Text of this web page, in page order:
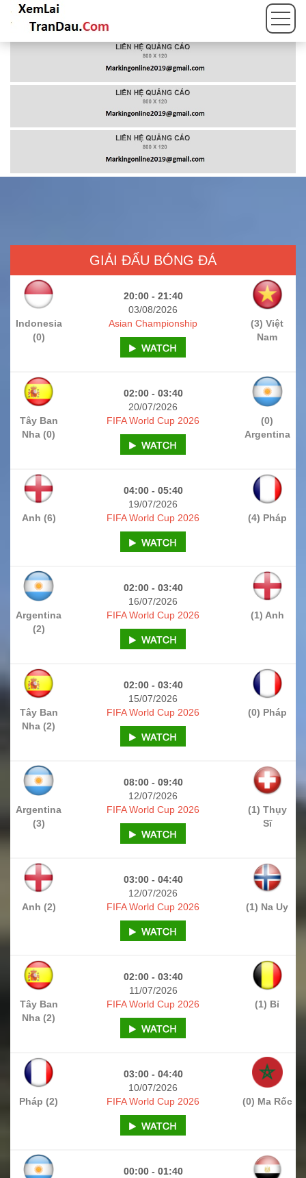
GIẢI ĐẤU BÓNG ĐÁ
20:00 - 21:40
03/08/2026
Indonesia
(0)
(3) Việt
Nam
Asian Championship
02:00 - 03:40
20/07/2026
Tây Ban
Nha (0)
(0)
Argentina
FIFA World Cup 2026
04:00 - 05:40
19/07/2026
Anh (6)
(4) Pháp
FIFA World Cup 2026
02:00 - 03:40
16/07/2026
Argentina
(2)
(1) Anh
FIFA World Cup 2026
02:00 - 03:40
15/07/2026
Tây Ban
Nha (2)
(0) Pháp
FIFA World Cup 2026
08:00 - 09:40
12/07/2026
Argentina
(3)
(1) Thụy
Sĩ
FIFA World Cup 2026
03:00 - 04:40
12/07/2026
Anh (2)
(1) Na Uy
FIFA World Cup 2026
02:00 - 03:40
11/07/2026
Tây Ban
Nha (2)
(1) Bỉ
FIFA World Cup 2026
03:00 - 04:40
10/07/2026
Pháp (2)
(0) Ma Rốc
FIFA World Cup 2026
00:00 - 01:40